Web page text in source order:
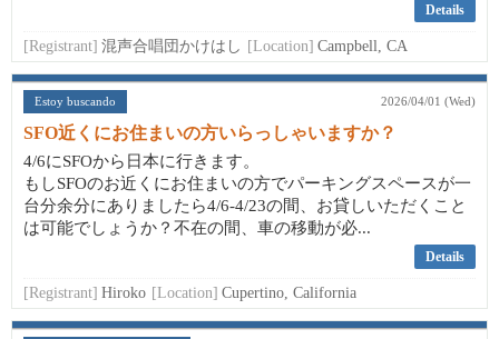
Details
[Registrant] 混声合唱団かけはし [Location] Campbell, CA
Estoy buscando 2026/04/01 (Wed)
SFO近くにお住まいの方いらっしゃいますか？
4/6にSFOから日本に行きます。
もしSFOのお近くにお住まいの方でパーキングスペースが一
台分余分にありましたら4/6-4/23の間、お貸しいただくこと
は可能でしょうか？不在の間、車の移動が必...
Details
[Registrant] Hiroko [Location] Cupertino, California